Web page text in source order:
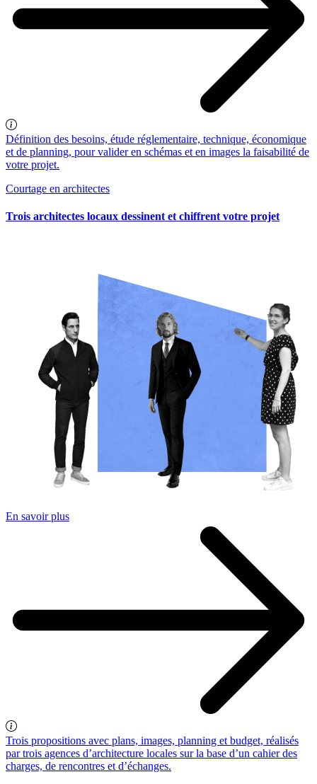
Définition des besoins, étude réglementaire, technique, économique
et de planning, pour valider en schémas et en images la faisabilité de
votre projet.
Courtage en architectes
Trois architectes locaux dessinent et chiffrent votre projet
En savoir plus
Trois propositions avec plans, images, planning et budget, réalisés
par trois agences d’architecture locales sur la base d’un cahier des
charges, de rencontres et d’échanges.